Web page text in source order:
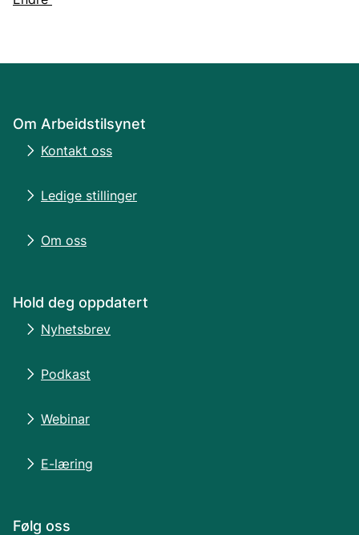
Om Arbeidstilsynet
Kontakt oss
Ledige stillinger
Om oss
Hold deg oppdatert
Nyhetsbrev
Podkast
Webinar
E-læring
Følg oss